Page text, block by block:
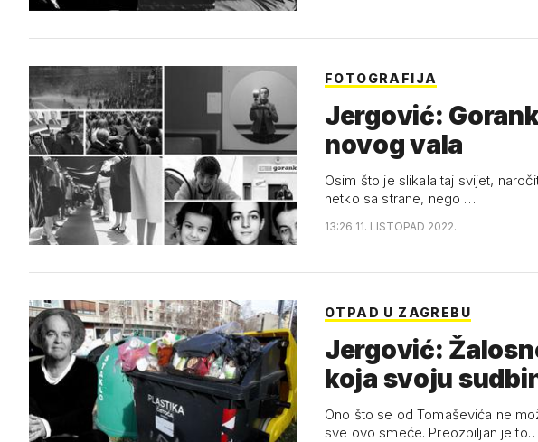
FOTOGRAFIJA
Jergović:
novog vala
Osim što je slikala taj svijet,
netko sa strane, nego …
13:26 11. LISTOPAD 2022.
OTPAD U ZAGREBU
Jergović:
koja svoju
Ono što se od Tomaševića ne
sve ovo smeće. Preozbiljan je to…